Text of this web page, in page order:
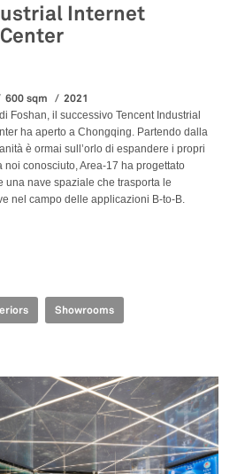
Internet
600 sqm 2021
Foshan, il successivo Tencent Industrial
ha aperto a Chongqing. Partendo dalla
è ormai sull’orlo di espandere i propri
noi conosciuto, Area-17 ha progettato
una nave spaziale che trasporta le
nel campo delle applicazioni B-to-B.
Showrooms